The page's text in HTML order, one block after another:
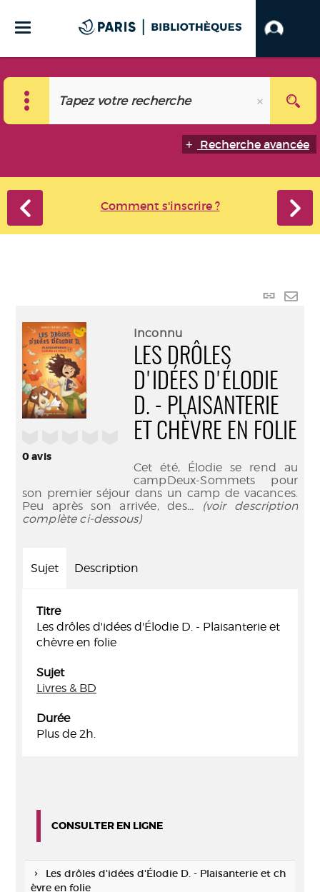
Recherche avancée
Comment s'inscrire ?
Lien
0avis
Inconnu
LES DRÔLES
D'IDÉES D'ÉLODIE
D. - PLAISANTERIE
ET CHÈVRE EN FOLIE
Cet été, Élodie se rend au
campDeux-Sommets pour
son premier séjour dans un camp de vacances.
Peu après son arrivée, des... (voir description
complète ci-dessous)
Sujet Description
Titre
Les drôles d'idées d'Élodie D. - Plaisanterie et
chèvre en folie
Sujet
Livres & BD
Durée
Plus de 2h.
CONSULTER EN LIGNE
Les drôles d'idées d'Élodie D. - Plaisanterie et ch
èvre en folie